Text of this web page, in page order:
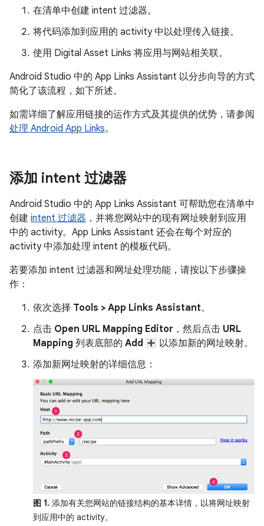
在清单中创建 intent 过滤器。
将代码添加到应用的 activity 中以处理传入链接。
使用 Digital Asset Links 将应用与网站相关联。
Android Studio 中的 App Links Assistant 以分步向导的方式
简化了该流程，如下所述。
如需详细了解应用链接的运作方式及其提供的优势，请参阅
处理 Android App Links。
添加 intent 过滤器
Android Studio 中的 App Links Assistant 可帮助您在清单中
创建 intent 过滤器 ，并将您网站中的现有网址映射到应用
中的 activity。App Links Assistant 还会在每个对应的
activity 中添加处理 intent 的模板代码。
若要添加 intent 过滤器和网址处理功能，请按以下步骤操
作：
依次选择 Tools > App Links Assistant。
点击 Open URL Mapping Editor ，然后点击 URL
Mapping 列表底部的 Add
以添加新的网址映射。
添加新网址映射的详细信息：
图 1. 添加有关您网站的链接结构的基本详情，以将网址映射
到应用中的 activity。